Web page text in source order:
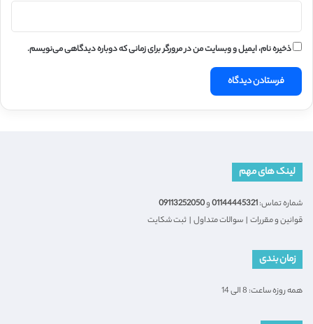
ذخیره نام، ایمیل و وبسایت من در مرورگر برای زمانی که دوباره دیدگاهی می‌نویسم.
لینک های مهم
شماره تماس:01144445321و09113252050
قوانین و مقررات | سوالات متداول | ثبت شکایت
زمان بندی
همه روزه ساعت: 8 الی 14